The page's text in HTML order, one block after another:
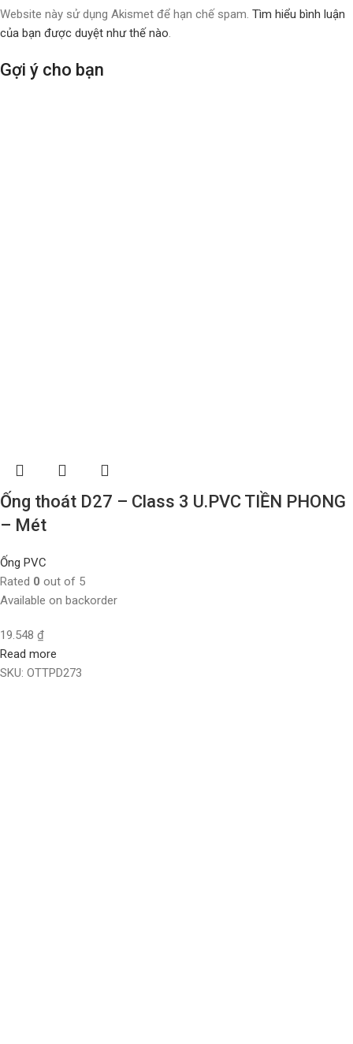
Website này sử dụng Akismet để hạn chế spam. Tìm hiểu bình luận
của bạn được duyệt như thế nào.
Gợi ý cho bạn
Ống thoát D27 – Class 3 U.PVC TIỀN PHONG
– Mét
Ống PVC
Rated 0 out of 5
Available on backorder
19.548 ₫
Read more
SKU: OTTPD273